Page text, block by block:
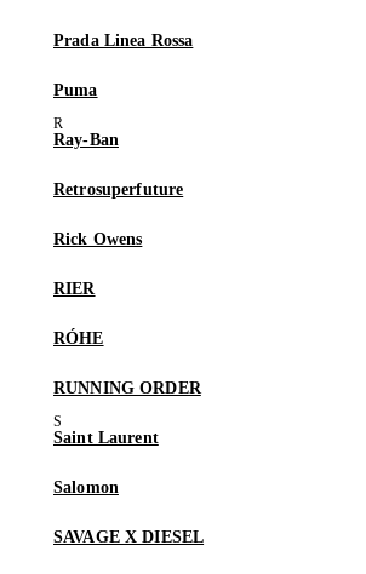
Prada Linea Rossa
Puma
Ray-Ban
Retrosuperfuture
Rick Owens
RIER
RÓHE
RUNNING ORDER
Saint Laurent
Salomon
SAVAGE X DIESEL